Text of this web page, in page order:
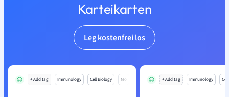
Karteikarten
Leg kostenfrei los
+ Add tag Immunology Cell Biology Mo + Add tag Immunology